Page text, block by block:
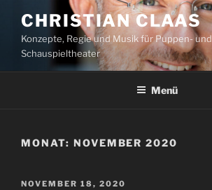
Inhalt
springen
CHRISTIAN CLAAS
Konzepte, Regie und Musik für Puppen- und
Schauspieltheater
Menü
MONAT: NOVEMBER 2020
VERÖFFENTLICHT
NOVEMBER 18, 2020